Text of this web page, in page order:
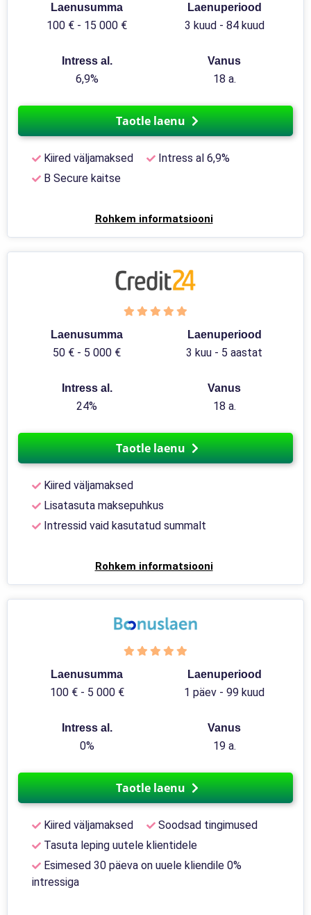
Laenusumma
100 € - 15 000 €
Laenuperiood
3 kuud - 84 kuud
Intress al.
6,9%
Vanus
18 a.
Taotle laenu
Kiired väljamaksed
Intress al 6,9%
B Secure kaitse
Rohkem informatsiooni
Laenusumma
50 € - 5 000 €
Laenuperiood
3 kuu - 5 aastat
Intress al.
24%
Vanus
18 a.
Taotle laenu
Kiired väljamaksed
Lisatasuta maksepuhkus
Intressid vaid kasutatud summalt
Rohkem informatsiooni
Laenusumma
100 € - 5 000 €
Laenuperiood
1 päev - 99 kuud
Intress al.
0%
Vanus
19 a.
Taotle laenu
Kiired väljamaksed
Soodsad tingimused
Tasuta leping uutele klientidele
Esimesed 30 päeva on uuele kliendile 0%
intressiga